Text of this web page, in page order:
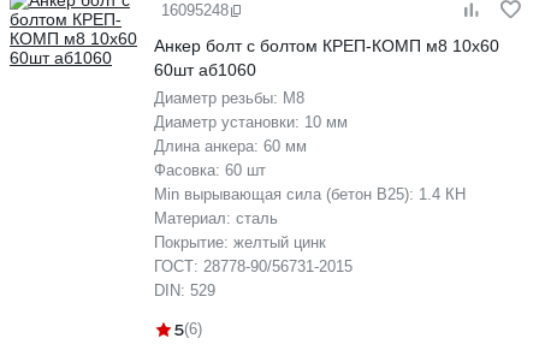
16095248
Анкер болт с болтом КРЕП-КОМП м8 10х60
60шт аб1060
Диаметр резьбы: М8
Диаметр установки: 10 мм
Длина анкера: 60 мм
Фасовка: 60 шт
Min вырывающая сила (бетон B25): 1.4 КН
Материал: сталь
Покрытие: желтый цинк
ГОСТ: 28778-90/56731-2015
DIN: 529
5(6)